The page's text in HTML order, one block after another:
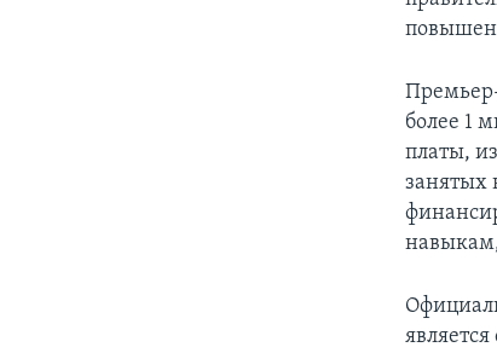
более 1
платы,
занятых